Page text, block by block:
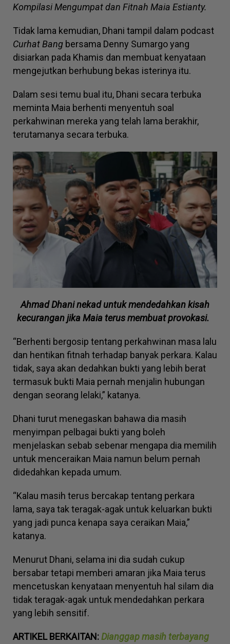
Kompilasi Mengumpat dan Fitnah Maia Estianty.
Tidak lama kemudian, Dhani tampil dalam podcast
Curhat Bang bersama Denny Sumargo yang
disiarkan pada Khamis dan membuat kenyataan
mengejutkan berhubung bekas isterinya itu.
Dalam sesi temu bual itu, Dhani secara terbuka
meminta Maia berhenti menyentuh soal
perkahwinan mereka yang telah lama berakhir,
terutamanya secara terbuka.
Ahmad Dhani nekad untuk mendedahkan kisah
kecurangan jika Maia terus membuat provokasi.
“Berhenti bergosip tentang perkahwinan masa lalu
dan hentikan fitnah terhadap banyak perkara. Kalau
tidak, saya akan dedahkan bukti yang lebih berat
termasuk bukti Maia pernah menjalin hubungan
dengan seorang lelaki,” katanya.
Dhani turut menegaskan bahawa dia masih
menyimpan pelbagai bukti yang boleh
menjelaskan sebab sebenar mengapa dia memilih
untuk menceraikan Maia namun belum pernah
didedahkan kepada umum.
“Kalau masih terus bercakap tentang perkara
lama, saya tak teragak-agak untuk keluarkan bukti
yang jadi punca kenapa saya ceraikan Maia,”
katanya.
Menurut Dhani, selama ini dia sudah cukup
bersabar tetapi memberi amaran jika Maia terus
mencetuskan kenyataan menyentuh hal silam dia
tidak teragak-agak untuk mendedahkan perkara
yang lebih sensitif.
ARTIKEL BERKAITAN:Dianggap masih terbayang